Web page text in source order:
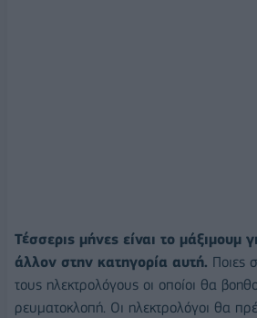
Τέσσερις μήνες είναι το μάξιμουμ
άλλον στην κατηγορία αυτή. Ποιες
τους ηλεκτρολόγους οι οποίοι θα
ρευματοκλοπή. Οι ηλεκτρολόγοι θα